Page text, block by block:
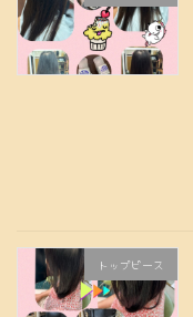
トップピース